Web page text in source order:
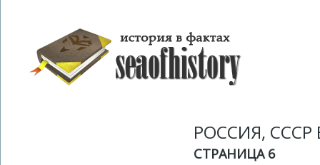
РОССИЯ, СССР
СТРАНИЦА 6